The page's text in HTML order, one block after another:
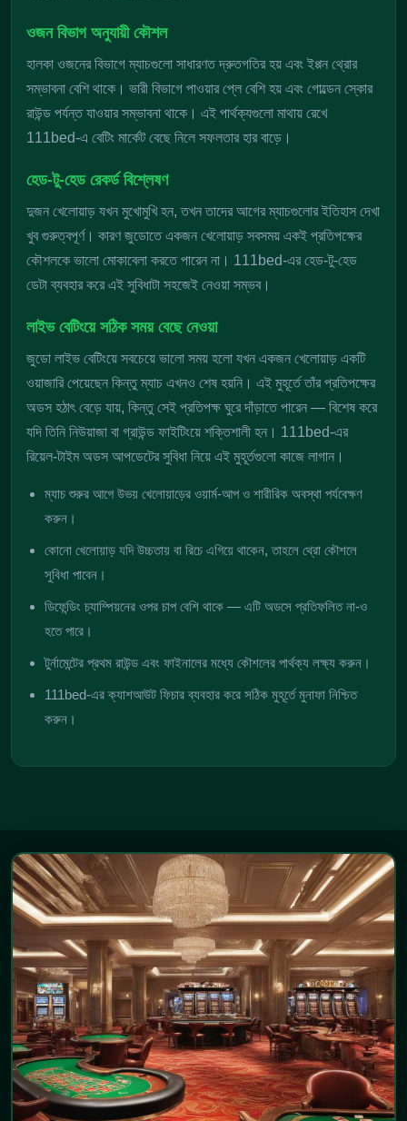
ওজন বিভাগ অনুযায়ী কৌশল
হালকা ওজনের বিভাগে ম্যাচগুলো সাধারণত দ্রুতগতির হয় এবং ইপ্পন থ্রোর
সম্ভাবনা বেশি থাকে। ভারী বিভাগে পাওয়ার প্লে বেশি হয় এবং গোল্ডেন স্কোর
রাউন্ড পর্যন্ত যাওয়ার সম্ভাবনা থাকে। এই পার্থক্যগুলো মাথায় রেখে
111bed-এ বেটিং মার্কেট বেছে নিলে সফলতার হার বাড়ে।
হেড-টু-হেড রেকর্ড বিশ্লেষণ
দুজন খেলোয়াড় যখন মুখোমুখি হন, তখন তাদের আগের ম্যাচগুলোর ইতিহাস দেখা
খুব গুরুত্বপূর্ণ। কারণ জুডোতে একজন খেলোয়াড় সবসময় একই প্রতিপক্ষের
কৌশলকে ভালো মোকাবেলা করতে পারেন না। 111bed-এর হেড-টু-হেড
ডেটা ব্যবহার করে এই সুবিধাটা সহজেই নেওয়া সম্ভব।
লাইভ বেটিংয়ে সঠিক সময় বেছে নেওয়া
জুডো লাইভ বেটিংয়ে সবচেয়ে ভালো সময় হলো যখন একজন খেলোয়াড় একটি
ওয়াজারি পেয়েছেন কিন্তু ম্যাচ এখনও শেষ হয়নি। এই মুহূর্তে তাঁর প্রতিপক্ষের
অডস হঠাৎ বেড়ে যায়, কিন্তু সেই প্রতিপক্ষ ঘুরে দাঁড়াতে পারেন — বিশেষ করে
যদি তিনি নিউয়াজা বা গ্রাউন্ড ফাইটিংয়ে শক্তিশালী হন। 111bed-এর
রিয়েল-টাইম অডস আপডেটের সুবিধা নিয়ে এই মুহূর্তগুলো কাজে লাগান।
ম্যাচ শুরুর আগে উভয় খেলোয়াড়ের ওয়ার্ম-আপ ও শারীরিক অবস্থা পর্যবেক্ষণ
করুন।
কোনো খেলোয়াড় যদি উচ্চতায় বা রিচে এগিয়ে থাকেন, তাহলে থ্রো কৌশলে
সুবিধা পাবেন।
ডিফেন্ডিং চ্যাম্পিয়নের ওপর চাপ বেশি থাকে — এটি অডসে প্রতিফলিত না-ও
হতে পারে।
টুর্নামেন্টের প্রথম রাউন্ড এবং ফাইনালের মধ্যে কৌশলের পার্থক্য লক্ষ্য করুন।
111bed-এর ক্যাশআউট ফিচার ব্যবহার করে সঠিক মুহূর্তে মুনাফা নিশ্চিত
করুন।